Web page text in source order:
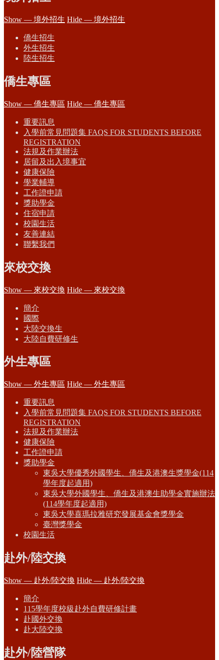
Show — 境外招生 Hide — 境外招生
僑生招生
外生招生
陸生招生
僑生專區
Show — 僑生專區 Hide — 僑生專區
重要訊息
入學前常見問題集 FAQS FOR STUDENTS BEFORE
REGISTRATION
法規及作業辦法
居留及出入境事宜
健康保險
學業輔導
工作證申請
獎助學金
住宿申請
校園生活
友善連結
聯繫我們
來校交換
Show — 來校交換 Hide — 來校交換
簡介
國際
大陸交換生
大陸自費研修生
外生專區
Show — 外生專區 Hide — 外生專區
重要訊息
入學前常見問題集 FAQS FOR STUDENTS BEFORE
REGISTRATION
法規及作業辦法
健康保險
工作證申請
獎助學金
東吳大學優秀外國學生、僑生及港澳生獎學金(114
學年度起適用)
東吳大學外國學生、僑生及港澳生助學金實施辦法
(114學年度起適用)
東吳大學喜瑪拉雅研究發展基金會獎學金
臺灣獎學金
校園生活
赴外/陸交換
Show — 赴外/陸交換 Hide — 赴外/陸交換
簡介
115學年度校級赴外自費研修計畫
赴國外交換
赴大陸交換
赴外/陸營隊